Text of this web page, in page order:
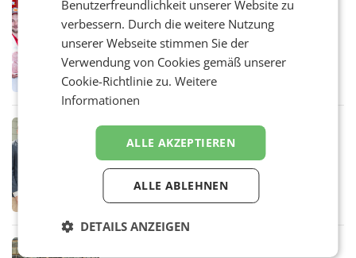
RETAIL
Penny modernisiert zwei Filialen in
Ober- und Niederösterreich
WIENER NEUDORF. – Im Rahmen einer
laufenden Modernisierungsoffensive
erneuert Penny zwei Filialen in Nieder- und
Oberösterreich. Die beiden Standorte liegen
RETAIL
Alles bereit für den Wechsel: Jürgen
Albrecht setzt ab 1.1.2027 auf Adeg
WIENER NEUDORF. – Die geplante
Zusammenarbeit zwischen Adeg und dem
Vorarlberger Kaufmann Jürgen Albrecht ist
Bundeswettbewerbsbehörde und der
Benutzerfreundlichkeit unserer Website zu
verbessern. Durch die weitere Nutzung
unserer Webseite stimmen Sie der
Verwendung von Cookies gemäß unserer
Cookie-Richtlinie zu.Weitere
Informationen
ALLE AKZEPTIEREN
ALLE ABLEHNEN
DETAILS ANZEIGEN